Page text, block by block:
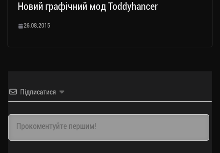
Новий графічний мод Toddyhancer
26.08.2015
Підписатися